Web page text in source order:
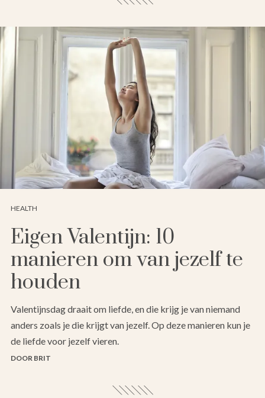
HEALTH
Eigen Valentijn: 10
manieren om van jezelf te
houden
Valentijnsdag draait om liefde, en die krijg je van niemand
anders zoals je die krijgt van jezelf. Op deze manieren kun je
de liefde voor jezelf vieren.
DOOR BRIT